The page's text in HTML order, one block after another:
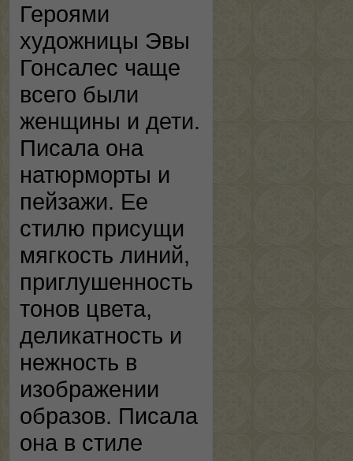
Героями
художницы Эвы
Гонсалес чаще
всего были
женщины и дети.
Писала она
натюрморты и
пейзажи. Ее
стилю присущи
мягкость линий,
приглушенность
тонов цвета,
деликатность и
нежность в
изображении
образов. Писала
она в стиле